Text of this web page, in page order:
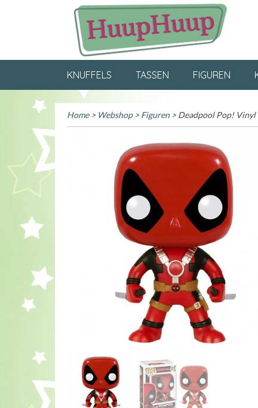
KNUFFELS TASSEN FIGUREN
Home> Webshop>Figuren> Deadpool Pop! Vinyl